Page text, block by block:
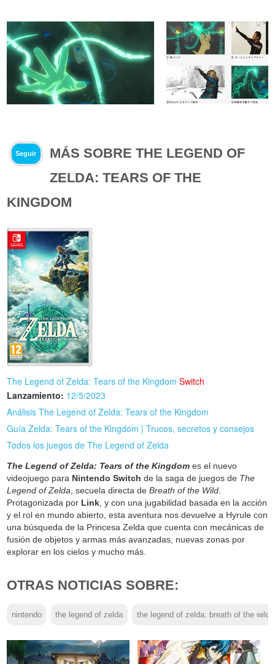
Seguir
MÁS SOBRE THE LEGEND OF
ZELDA: TEARS OF THE
KINGDOM
The Legend of Zelda: Tears of the Kingdom Switch
Lanzamiento: 12/5/2023
Análisis The Legend of Zelda: Tears of the Kingdom
Guía Zelda: Tears of the Kingdom | Trucos, secretos y consejos
Todos los juegos de The Legend of Zelda
The Legend of Zelda: Tears of the Kingdom es el nuevo
videojuego para Nintendo Switch de la saga de juegos de The
Legend of Zelda , secuela directa deBreath of the Wild
Protagonizada por Link , y con una jugabilidad basada en la acción
y el rol en mundo abierto, esta aventura nos devuelve a Hyrule con
una búsqueda de la Princesa Zelda que cuenta con mecánicas de
fusión de objetos y armas más avanzadas, nuevas zonas por
explorar en los cielos y mucho más.
OTRAS NOTICIAS SOBRE:
nintendo the legend of zelda the legend of zelda: breath of the wild